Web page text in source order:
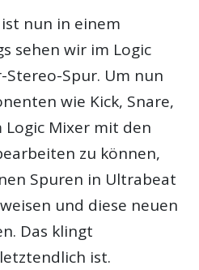
nun in einem
sehen wir im Logic
Spur. Um nun
wie Kick, Snare,
Logic Mixer mit den
zu können,
Spuren in Ultrabeat
und diese neuen
Das klingt
ist.